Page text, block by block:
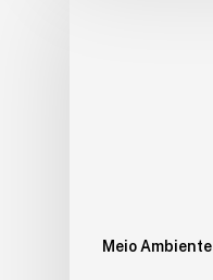
Meio Ambiente